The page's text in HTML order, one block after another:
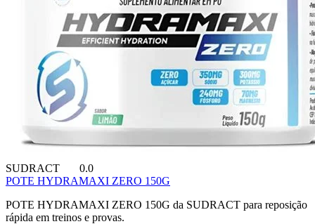
SUDRACT
0.0
POTE HYDRAMAXI ZERO 150G
POTE HYDRAMAXI ZERO 150G da SUDRACT para reposição
rápida em treinos e provas.